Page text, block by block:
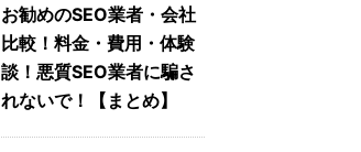
お勧めのSEO業者・会社
比較！料金・費用・体験
談！悪質SEO業者に騙さ
れないで！【まとめ】